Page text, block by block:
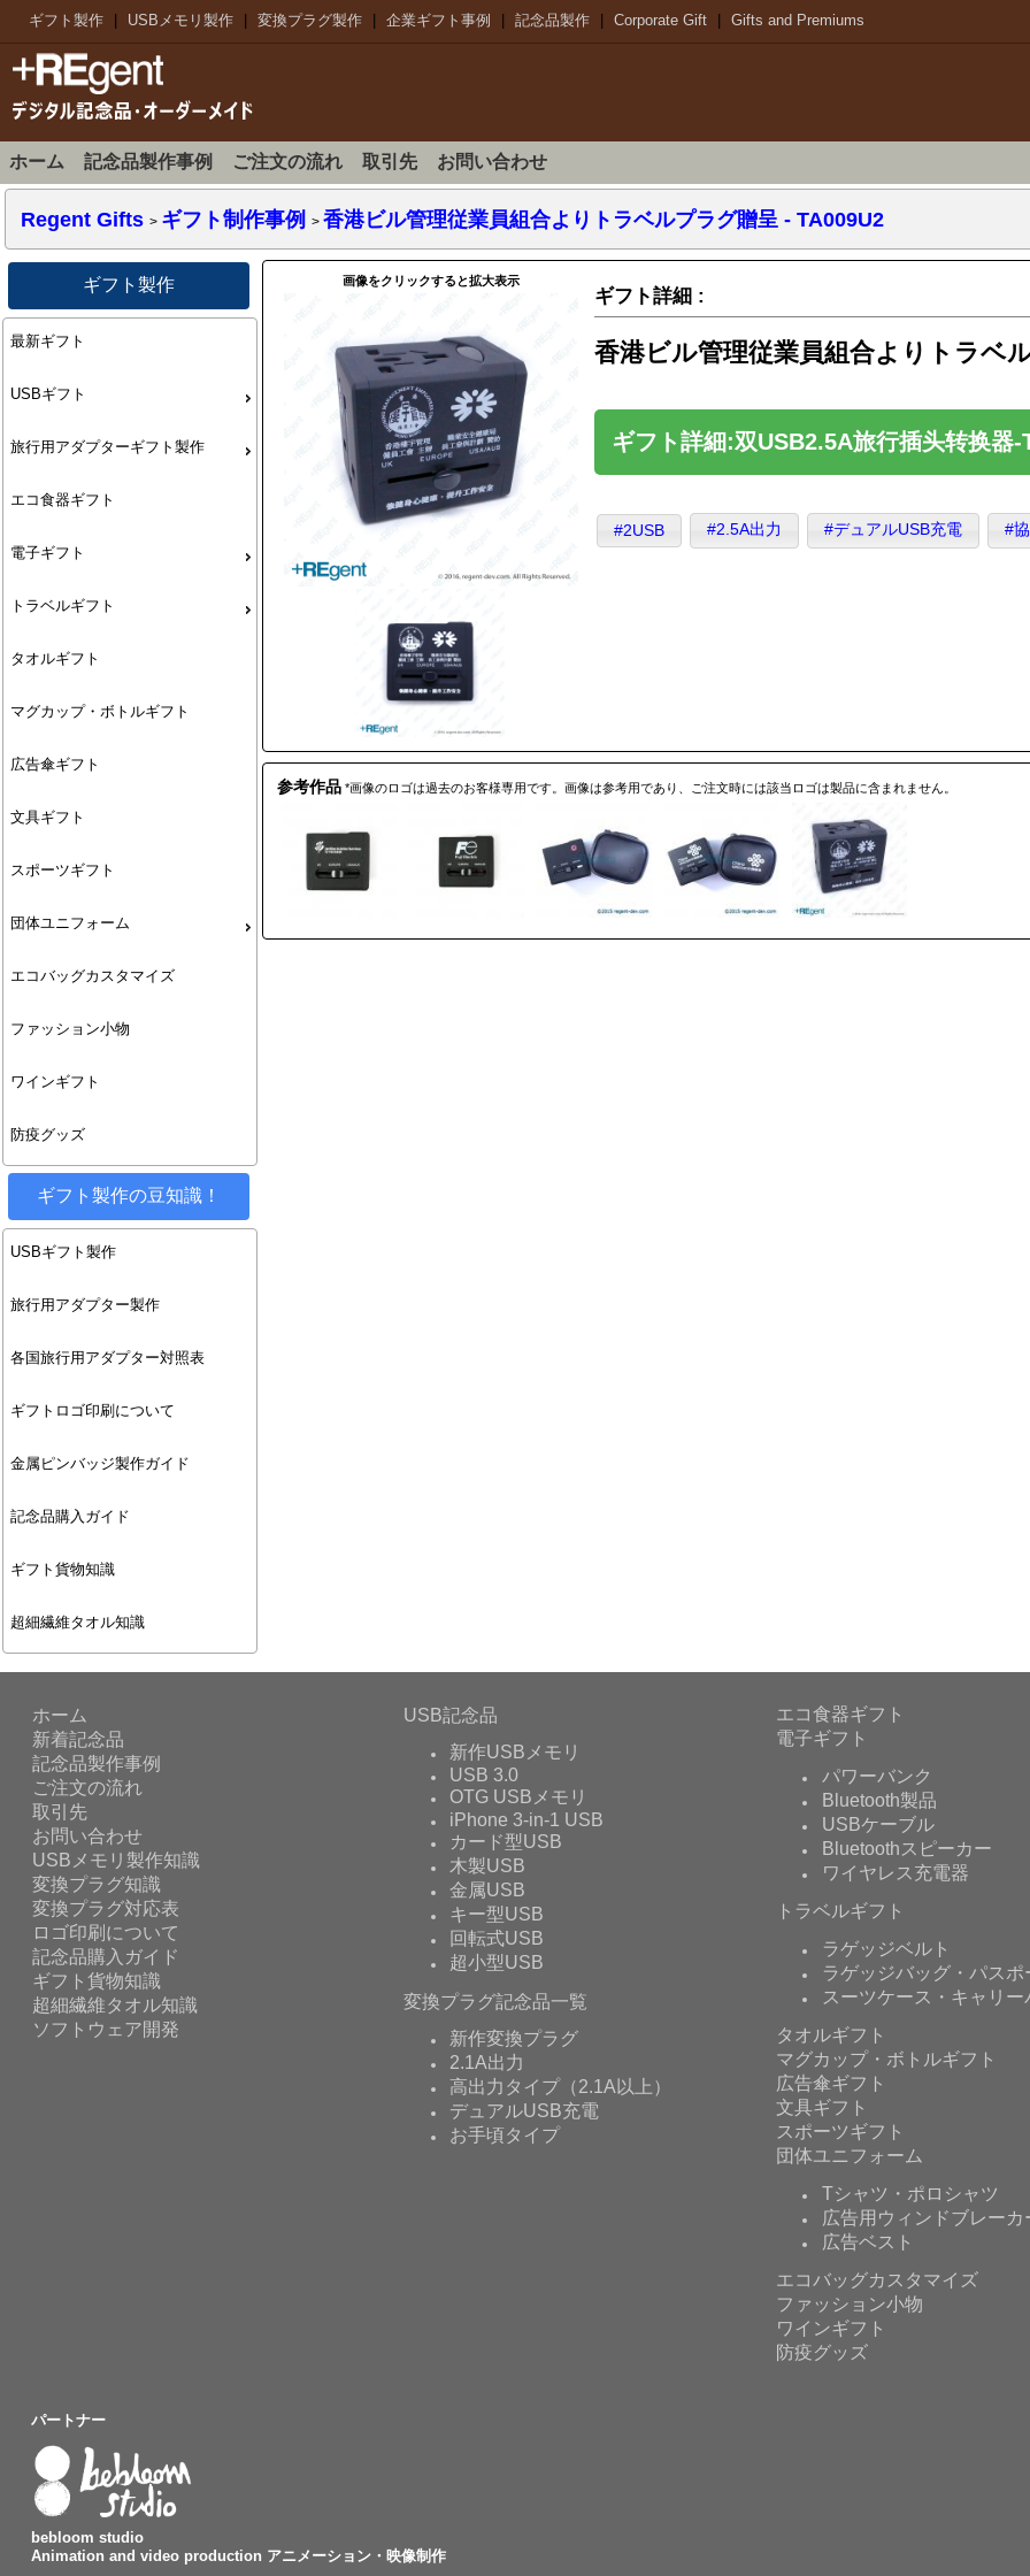
ギフト製作 USBメモリ製作 変換プラグ製作 企業ギフト事例 記念品製作 Corporate Gift Gifts and Premiums
ホーム 記念品製作事例 ご注文の流れ 取引先 お問い合わせ
Regent Gifts > ギフト制作事例 >香港ビル管理従業員組合よりトラベルプラグ贈呈 - TA009U2
ギフト製作
最新ギフト
USBギフト
旅行用アダプターギフト製作
エコ食器ギフト
電子ギフト
トラベルギフト
タオルギフト
マグカップ・ボトルギフト
広告傘ギフト
文具ギフト
スポーツギフト
団体ユニフォーム
エコバッグカスタマイズ
ファッション小物
ワインギフト
防疫グッズ
ギフト製作の豆知識！
USBギフト製作
旅行用アダプター製作
各国旅行用アダプター対照表
ギフトロゴ印刷について
金属ピンバッジ製作ガイド
記念品購入ガイド
ギフト貨物知識
超細繊維タオル知識
画像をクリックすると拡大表示
ギフト詳細 :
香港ビル管理従業員組合よりトラベ
ギフト詳細:双USB2.5A旅行插头转换器-
#2USB #2.5A出力 #デュアルUSB充電 #
参考作品 *画像のロゴは過去のお客様専用です。画像は参考用であり、ご注文時には該当ロゴは製品に含まれません。
ホーム
新着記念品
記念品製作事例
ご注文の流れ
取引先
お問い合わせ
USBメモリ製作知識
変換プラグ知識
変換プラグ対応表
ロゴ印刷について
記念品購入ガイド
ギフト貨物知識
超細繊維タオル知識
ソフトウェア開発
USB記念品
新作USBメモリ
USB 3.0
OTG USBメモリ
iPhone 3-in-1 USB
カード型USB
木製USB
金属USB
キー型USB
回転式USB
超小型USB
変換プラグ記念品一覧
新作変換プラグ
2.1A出力
高出力タイプ（2.1A以上）
デュアルUSB充電
お手頃タイプ
エコ食器ギフト
電子ギフト
パワーバンク
Bluetooth製品
USBケーブル
Bluetoothスピーカー
ワイヤレス充電器
トラベルギフト
ラゲッジベルト
ラゲッジバッグ・パスポ
スーツケース・キャリー
タオルギフト
マグカップ・ボトルギフト
広告傘ギフト
文具ギフト
スポーツギフト
団体ユニフォーム
Tシャツ・ポロシャツ
広告用ウィンドブレーカ
広告ベスト
エコバッグカスタマイズ
ファッション小物
ワインギフト
防疫グッズ
パートナー
bebloom studio
Animation and video production アニメーション・映像制作